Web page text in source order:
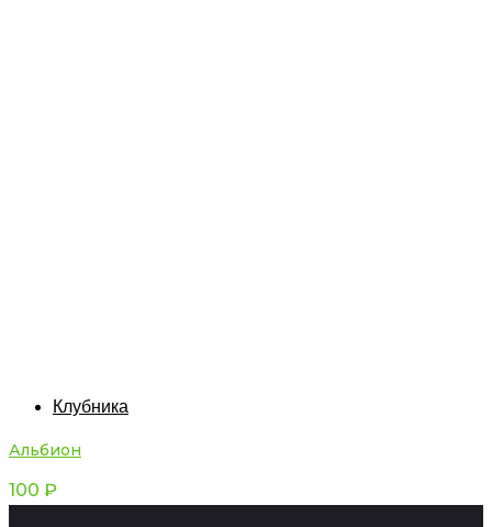
Клубника
Альбион
100 ₽